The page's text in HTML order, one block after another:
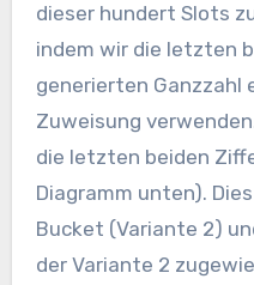
dieser hundert Slots
indem wir die letzten
generierten Ganzzahl
Zuweisung
die letzten beiden
Diagramm unten).
Bucket (Variante 2)
der Variante 2